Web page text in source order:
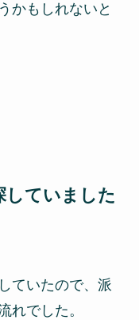
かもしれないと
ていました
ていたので、派
れでした。